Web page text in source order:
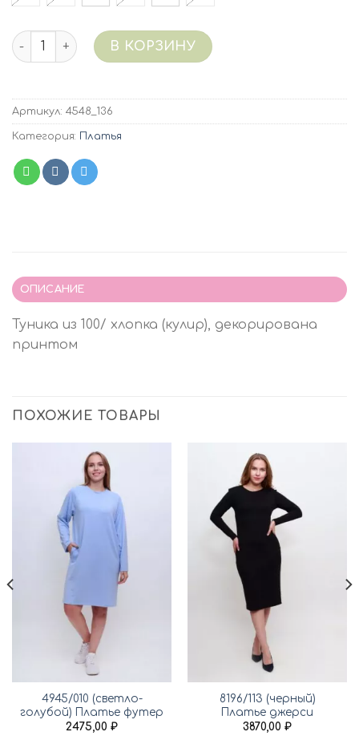
Количество 4548/136 (небесно-голубой) Туника кулир
В КОРЗИНУ
Артикул: 4548_136
Категория: Платья
ОПИСАНИЕ
Туника из 100/ хлопка (кулир), декорирована
принтом
ПОХОЖИЕ ТОВАРЫ
4945/010 (светло-
голубой) Платье футер
2475,00 ₽
8196/113 (черный)
Платье джерси
3870,00 ₽